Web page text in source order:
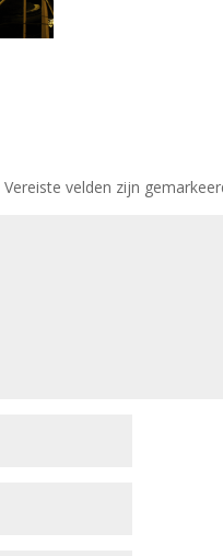
Vereiste velden zijn